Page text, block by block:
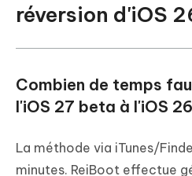
réversion d'iOS
Combien de temps
l'iOS 27 beta à l'iOS
La méthode via iTunes/
minutes. ReiBoot effectue